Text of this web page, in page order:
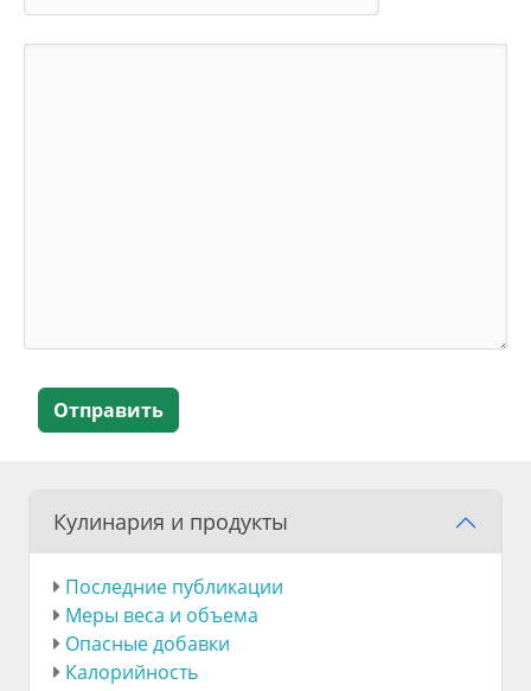
Отправить
Кулинария и продукты
Последние публикации
Меры веса и объема
Опасные добавки
Калорийность